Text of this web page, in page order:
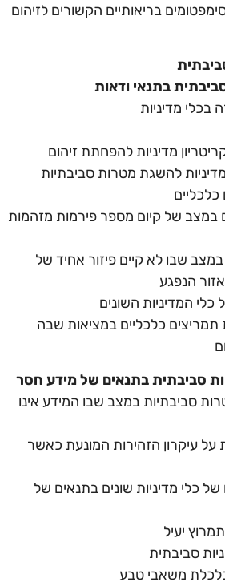
בריאותיים הקשורים לזיהום
בתנאי ודאות
במצב של קיום מספר פירמות מזהמות
במצב שבו לא קיים פיזור אחיד של
הנפגע
כלכליים במציאות שבה
סביבתית בתנאים של מידע חסר
סביבתיות במצב שבו המידע אינו
על עיקרון הזהירות המונעת כאשר
של כלי מדיניות שונים בתנאים של
משאבי טבע